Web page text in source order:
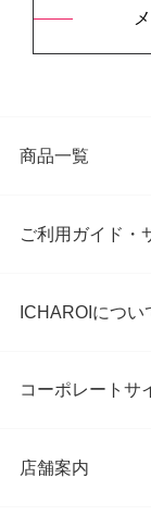
商品一覧
ご利用ガイド・
ICHAROIについ
コーポレートサ
店舗案内